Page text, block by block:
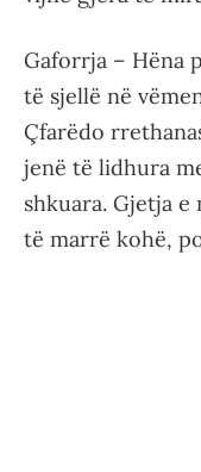
Gaforrja – Hëna
të sjellë në
Çfarëdo
jenë të lidhura
shkuara. Gjetja e
të marrë kohë,